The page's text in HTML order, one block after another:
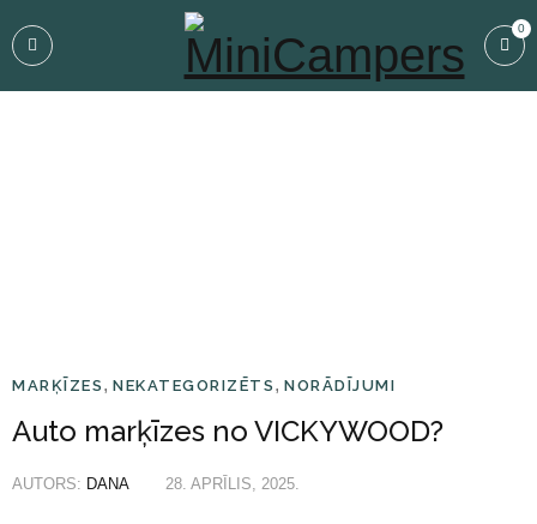
0
MARĶĪZES , NEKATEGORIZĒTS , NORĀDĪJUMI
Auto marķīzes no VICKYWOOD?
AUTORS: DANA 28. APRĪLIS, 2025.